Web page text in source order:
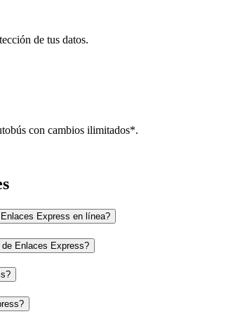
de tus datos.
con cambios ilimitados*.
Express en línea?
Enlaces Express?